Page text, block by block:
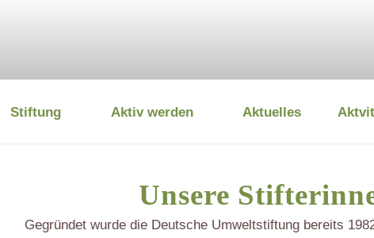
DEUTSCHE
Stiftung Aktiv werden Aktuelles
Unsere
Gegründet wurde die Deutsche Umweltstiftung bereits